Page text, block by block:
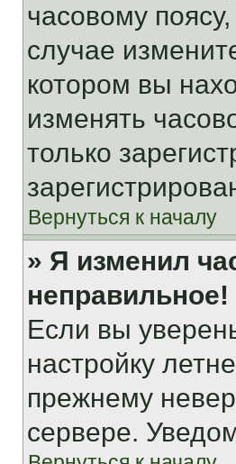
часовому
случае
котором вы
изменять
только
Вернуться к началу
» Я изменил
неправильное!
Если вы
настройку
прежнему
сервере.